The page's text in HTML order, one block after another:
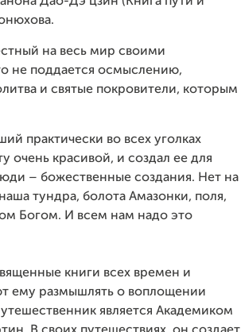
на весь мир своими
не поддается осмыслению,
и святые покровители, которым
практически во всех уголках
очень красивой, и создал ее для
– божественные создания. Нет на
тундра, болота Амазонки, поля,
Богом. И всем нам надо это
книги всех времен и
ему размышлять о воплощении
является Академиком